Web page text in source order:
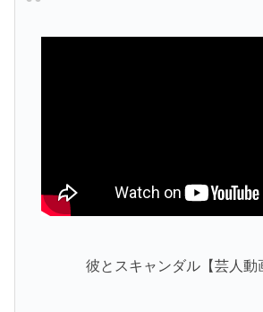
彼とスキャンダル【芸人動